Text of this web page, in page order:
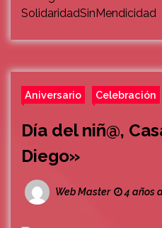
SolidaridadSinMendicidad
Aniversario Celebración
Día del niñ@,
Diego»
Web Master 4 años